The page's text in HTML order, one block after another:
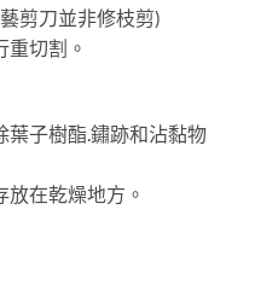
剪刀並非修枝剪)
切割。
葉子樹酯.鏽跡和沾黏物
在乾燥地方。